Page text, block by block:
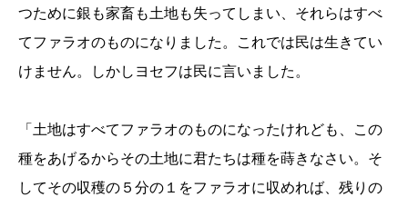
つために銀も家畜も土地も失ってしまい、それらはすべ
てファラオのものになりました。これでは民は生きてい
けません。しかしヨセフは民に言いました。
「土地はすべてファラオのものになったけれども、この
種をあげるからその土地に君たちは種を蒔きなさい。そ
してその収穫の５分の１をファラオに収めれば、残りの